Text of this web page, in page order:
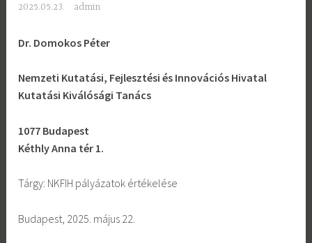
2025.05.23. admin
Dr. Domokos Péter
Nemzeti Kutatási, Fejlesztési és Innovációs Hivatal
Kutatási Kiválósági Tanács
1077 Budapest
Kéthly Anna tér 1.
Tárgy: NKFIH pályázatok értékelése
Budapest, 2025. május 22.